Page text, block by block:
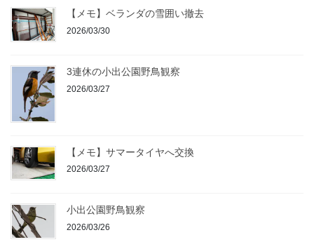
【メモ】ベランダの雪囲い撤去
2026/03/30
3連休の小出公園野鳥観察
2026/03/27
【メモ】サマータイヤへ交換
2026/03/27
小出公園野鳥観察
2026/03/26